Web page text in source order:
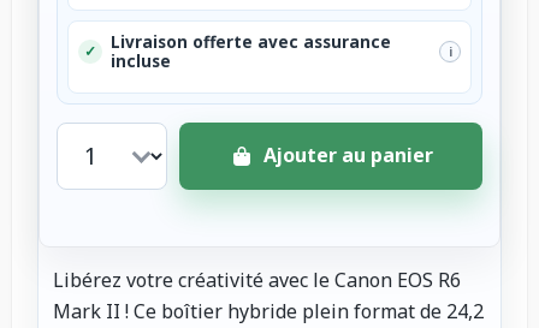
✓
Livraison offerte avec assurance
incluse
i
Ajouter au panier
Libérez votre créativité avec le Canon EOS R6
Mark II ! Ce boîtier hybride plein format de 24,2